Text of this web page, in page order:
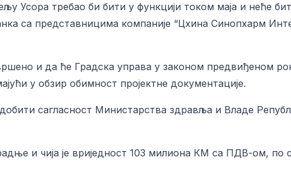
Усора требао би бити у функцији током маја и неће
са представницима компаније “Цхина Синопхарм
и да ће Градска управа у законом предвиђеном
у обзир обимност пројектне документације.
сагласност Министарства здравља и Владе
и чија је вриједност 103 милиона КМ са ПДВ-ом, по